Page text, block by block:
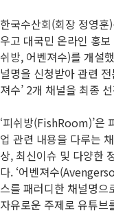
한국수산회(회장 정영
우고 대국민 온라인 홍
쉬방, 어벤져수)를 개설
널명을 신청받아 관련 전
져수’ 2개 채널을 최종
‘피쉬방(FishRoom)’은
업 관련 내용을 다루는
상, 최신이슈 및 다양한
다. ‘어벤져수
스를 패러디한 채널명으
자유로운 주제로 유튜브